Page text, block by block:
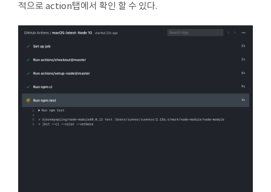
적으로 action탭에서 확인 할 수 있다.